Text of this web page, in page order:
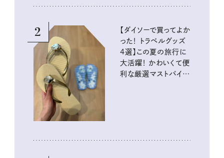
2
【ダイソーで買ってよか
った！ トラベルグッズ
4選】この夏の旅行に
大活躍！ かわいくて便
利な厳選マストバイア